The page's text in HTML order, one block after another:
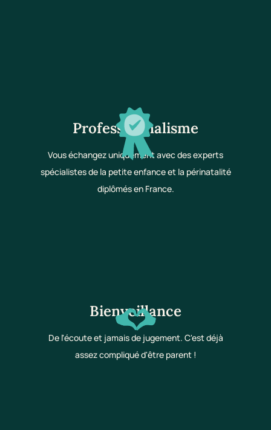
Professionnalisme
Vous échangez uniquement avec des experts
spécialistes de la petite enfance et la périnatalité
diplômés en France.
Bienveillance
De l'écoute et jamais de jugement. C'est déjà
assez compliqué d'être parent !